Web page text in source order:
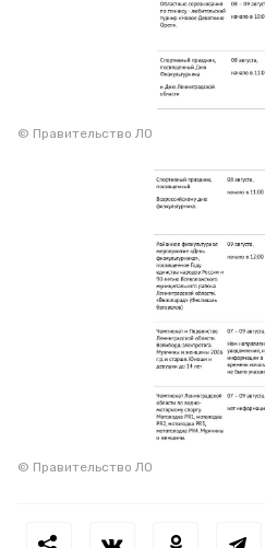
© Правительство ЛО
© Правительство ЛО